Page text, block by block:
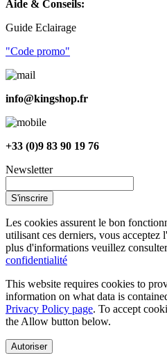
Aide & Conseils:
Guide Eclairage
"Code promo"
info@kingshop.fr
+33 (0)9 83 90 19 76
Newsletter
S'inscrire
Les cookies assurent le bon
utilisant ces derniers, vous
plus d'informations veuillez
confidentialité
This website requires cookies to
information on what data is
Privacy Policy page. To accept
the Allow button below.
Autoriser